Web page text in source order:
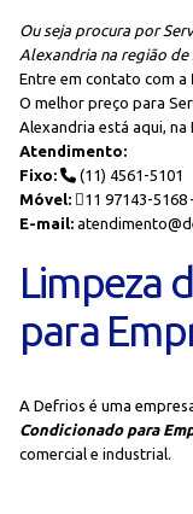
Ou seja procura por
Alexandria na região de
Entre em contato com a
O melhor preço para
Alexandria está aqui, na
Atendimento:
Fixo:
(11) 4561-5101
Móvel:
11 97143-5168
E-mail:
Limpeza
para
A Defrios é uma
Condicionado para
comercial e industrial.